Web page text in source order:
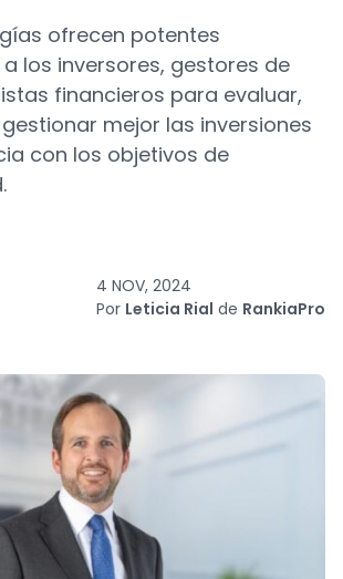
ofrecen potentes
los inversores, gestores de
financieros para evaluar,
mejor las inversiones
con los objetivos de
4 NOV, 2024
Por Leticia Rial de RankiaPro